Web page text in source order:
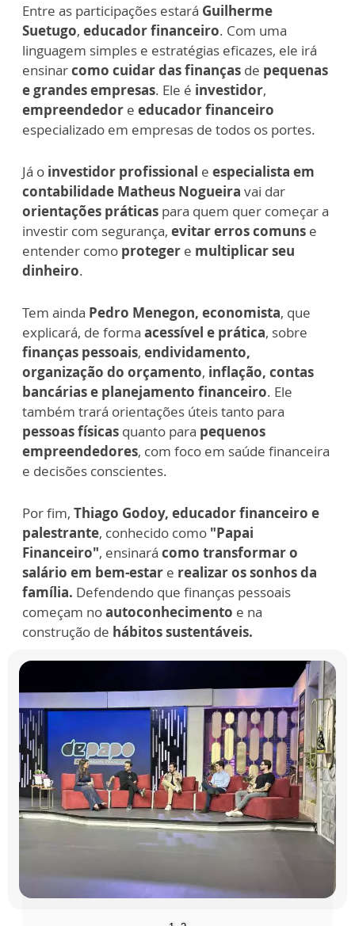
Entre as participações estará Guilherme
Suetugo, educador financeiro. Com uma
linguagem simples e estratégias eficazes, ele irá
ensinarcomo cuidar das finanças de pequenas
e grandes empresas. Ele é investidor,
empreendedor e educador financeiro
especializado em empresas de todos os portes.
Já o investidor profissional e especialista em
contabilidade Matheus Nogueira vai dar
orientações práticas para quem quer começar a
investir com segurança, evitar erros comuns e
entender como proteger e multiplicar seu
dinheiro.
Tem ainda Pedro Menegon, economista, que
explicará, de forma acessível e prática, sobre
finanças pessoais, endividamento,
organização do orçamento, inflação, contas
bancárias e planejamento financeiro. Ele
também trará orientações úteis tanto para
pessoas físicas quanto para pequenos
empreendedores, com foco em saúde financeira
e decisões conscientes.
Por fim, Thiago Godoy, educador financeiro e
palestrante, conhecido como "Papai
Financeiro", ensinará como transformar o
salário em bem-estar e realizar os sonhos da
família. Defendendo que finanças pessoais
começam noautoconhecimento e na
construção de hábitos sustentáveis.